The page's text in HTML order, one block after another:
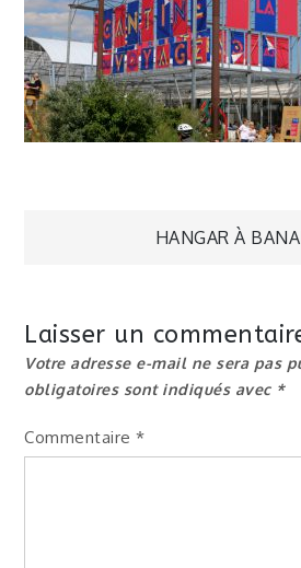
Navigation
l’article
HANGAR À
Laisser un
Votre adresse e-mail ne sera pas
obligatoires sont indiqués avec *
Commentaire*